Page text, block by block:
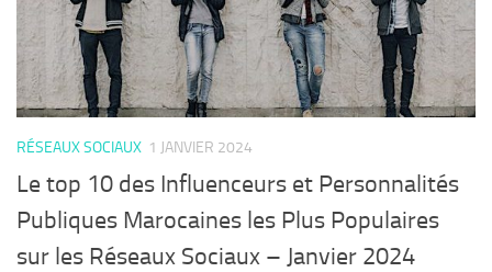
RÉSEAUX SOCIAUX 1 JANVIER 2024
Le top 10 des Influenceurs et Personnalités
Publiques Marocaines les Plus Populaires
sur les Réseaux Sociaux – Janvier 2024